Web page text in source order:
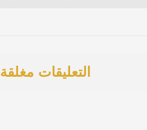
التعليقات مغلقة